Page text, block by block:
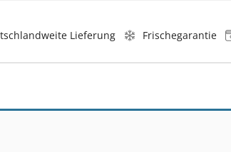
Lieferung Frischegarantie